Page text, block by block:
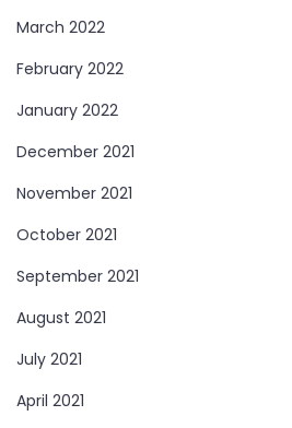
March 2022
February 2022
January 2022
December 2021
November 2021
October 2021
September 2021
August 2021
July 2021
April 2021